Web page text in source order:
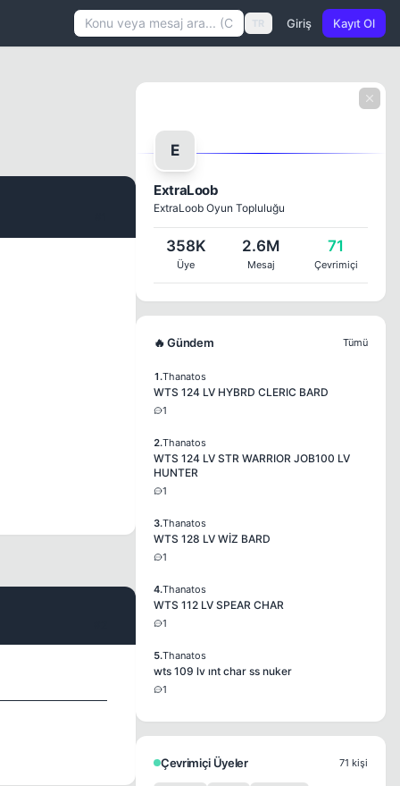
TR Giriş Kayıt Ol
E
ExtraLoob
ExtraLoob Oyun Topluluğu
358K
Üye
2.6M
Mesaj
71
Çevrimiçi
🔥 Gündem Tümü
1.Thanatos
WTS 124 LV HYBRD CLERIC BARD
1
2.Thanatos
WTS 124 LV STR WARRIOR JOB100 LV
HUNTER
1
3.Thanatos
WTS 128 LV WİZ BARD
1
4.Thanatos
WTS 112 LV SPEAR CHAR
1
5.Thanatos
wts 109 lv ınt char ss nuker
1
Çevrimiçi Üyeler 71 kişi